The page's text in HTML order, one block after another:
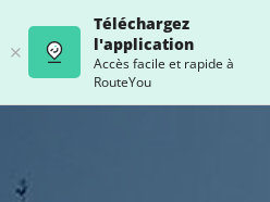
Téléchargez
l'application
Accès facile et rapide à
RouteYou